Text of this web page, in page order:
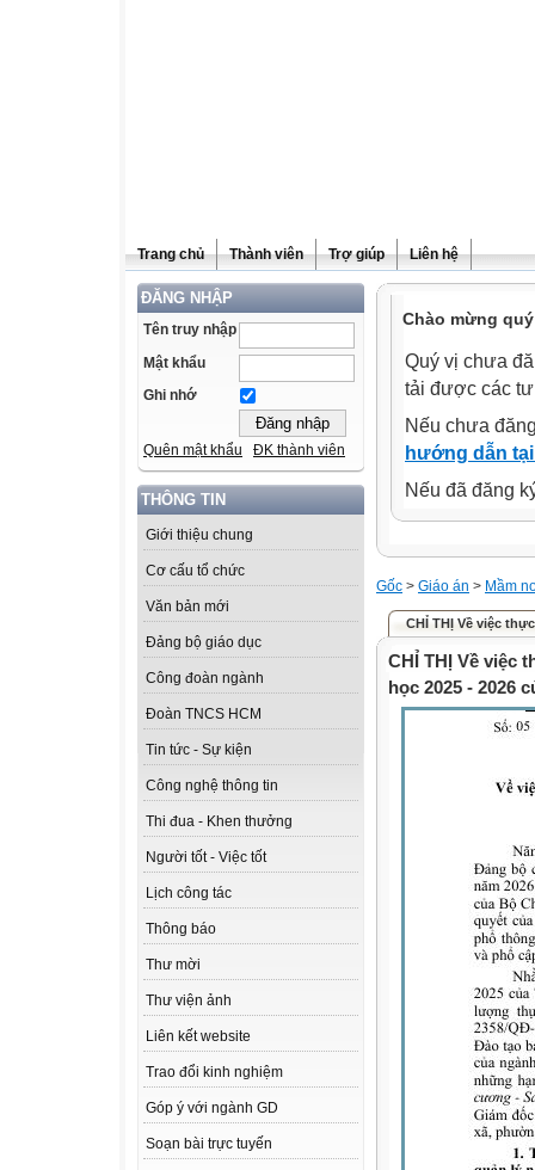
Trang chủ Thành viên Trợ giúp Liên hệ
ĐĂNG NHẬP
Tên truy nhập
Mật khẩu
Ghi nhớ
Quên mật khẩu ĐK thành viên
THÔNG TIN
Giới thiệu chung
Cơ cấu tổ chức
Văn bản mới
Đảng bộ giáo dục
Công đoàn ngành
Đoàn TNCS HCM
Tin tức - Sự kiện
Công nghệ thông tin
Thi đua - Khen thưởng
Người tốt - Việc tốt
Lịch công tác
Thông báo
Thư mời
Thư viện ảnh
Liên kết website
Trao đổi kinh nghiệm
Góp ý với ngành GD
Soạn bài trực tuyến
Chào mừng
Quý vị chưa
tải được các
Nếu chưa
hướng dẫn
Nếu đã đăng
Gốc > Giáo án > Mầm
CHỈ THỊ Về việc
CHỈ THỊ Về việc
học 2025 - 2026